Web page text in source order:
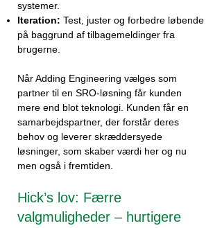
systemer.
Iteration: Test, juster og forbedre løbende
på baggrund af tilbagemeldinger fra
brugerne.
Når Adding Engineering vælges som
partner til en SRO-løsning får kunden
mere end blot teknologi. Kunden får en
samarbejdspartner, der forstår deres
behov og leverer skræddersyede
løsninger, som skaber værdi her og nu
men også i fremtiden.
Hick’s lov: Færre
valgmuligheder – hurtigere